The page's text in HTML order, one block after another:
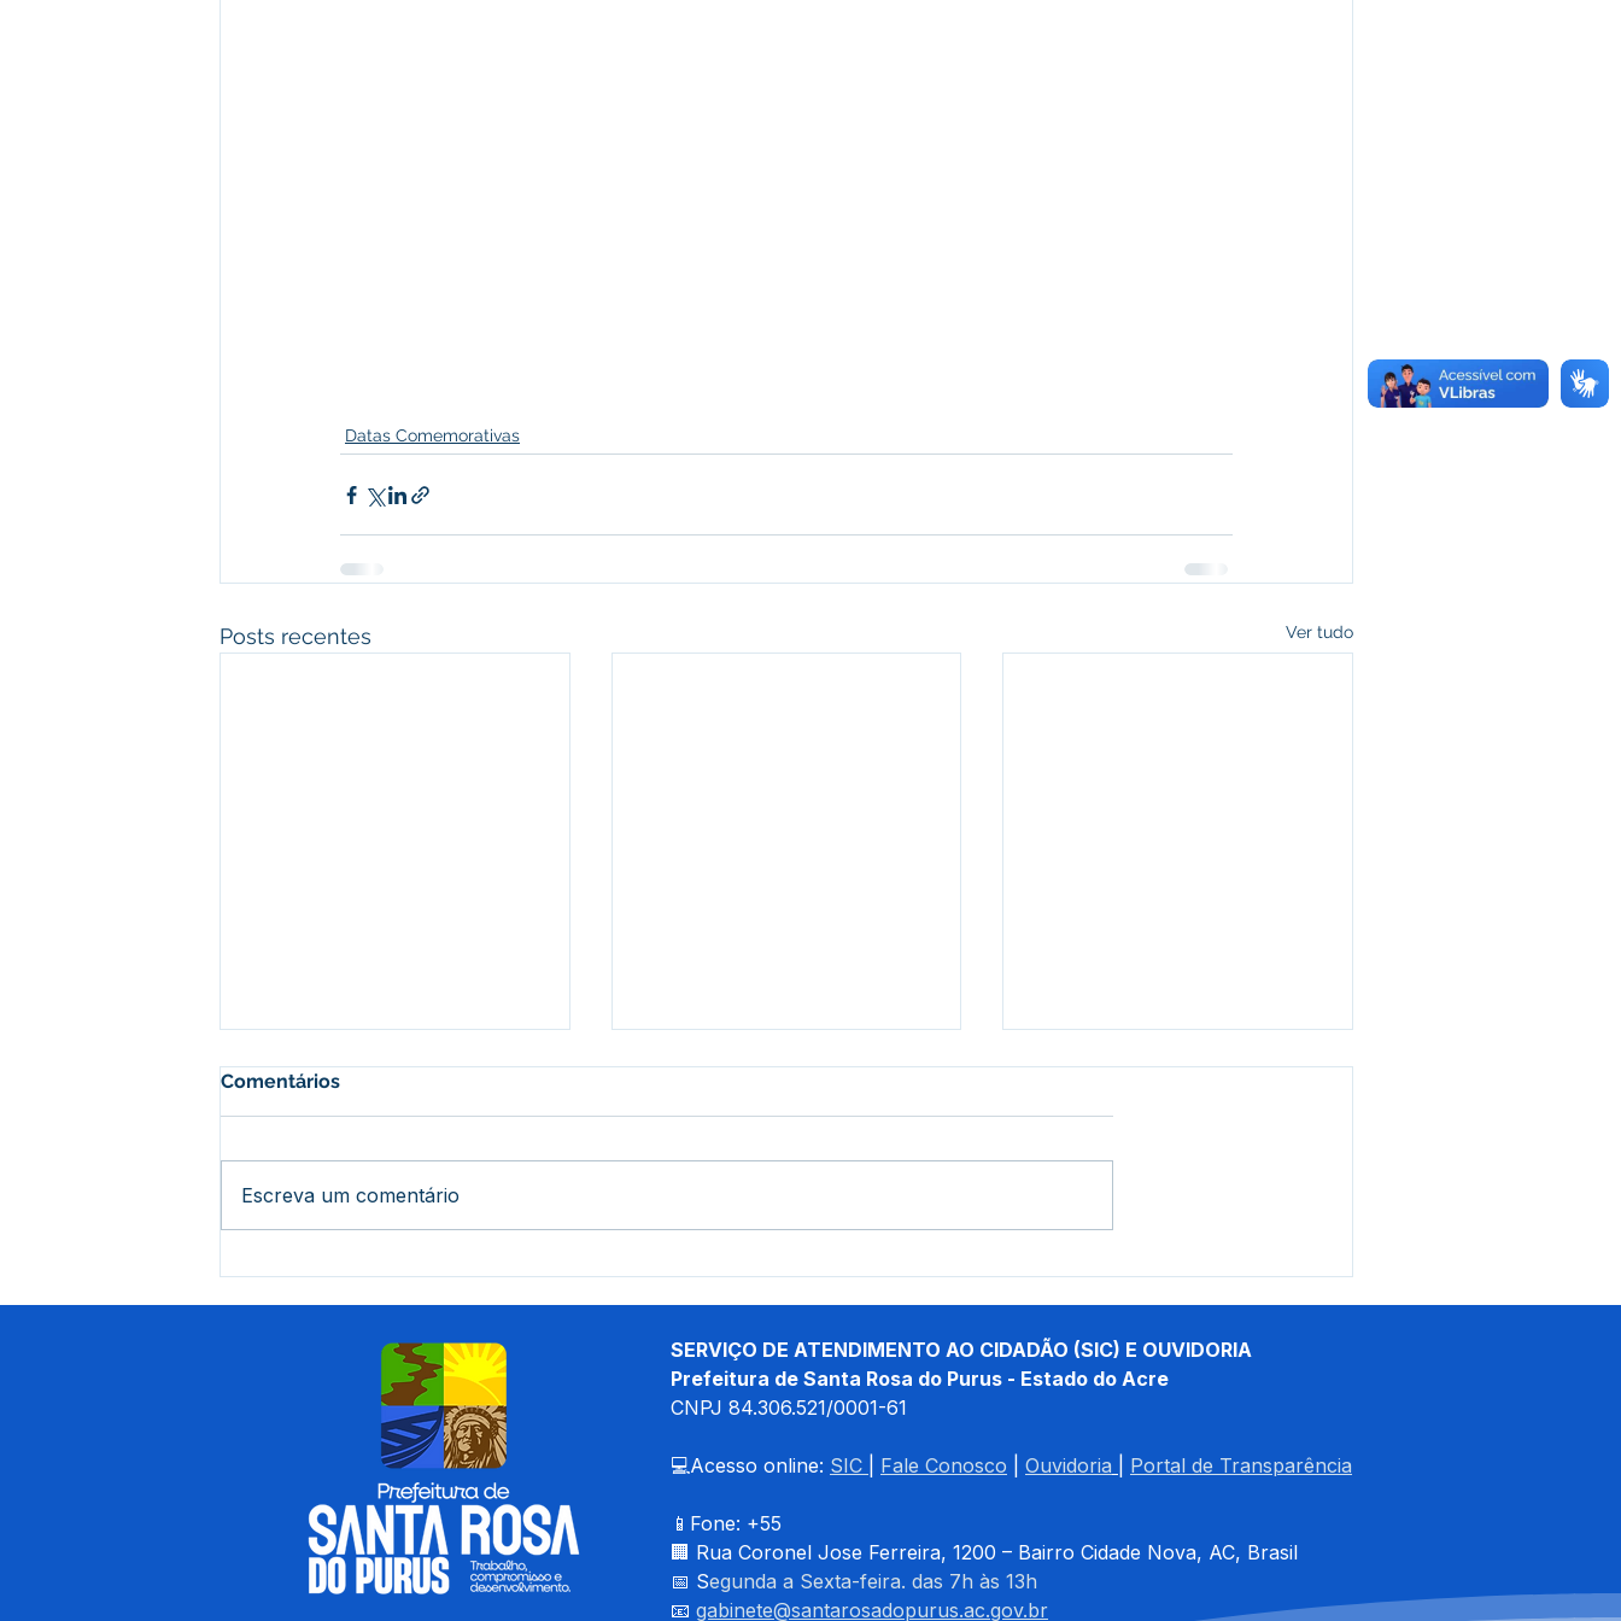
Datas Comemorativas
Posts recentes Ver tudo
Comentários
Escreva um comentário
SERVIÇO DE ATENDIMENTO AO CIDADÃO (SIC) E OUVIDORIA
Prefeitura de Santa Rosa do Purus - Estado do Acre
CNPJ 84.306.521/0001-61
💻Acesso online: SIC Fale Conosco Ouvidoria Portal de Transparência
📱Fone: +55
🏢 Rua Coronel Jose Ferreira, 1200 – Bairro Cidade Nova, AC, Brasil
📅 Segunda a Sexta-feira. das 7h às 13h
📧 gabinete@santarosadopurus.ac.gov.br